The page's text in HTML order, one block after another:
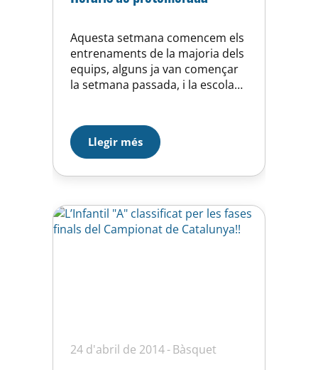
Aquesta setmana comencem els
entrenaments de la majoria dels
equips, alguns ja van començar
la setmana passada, i la escola
secció de documentació hi
podeu trobar els horaris que
tenim previstos. Aquests horaris
estan subjectes a alguna
nostra…
Llegir més
24 d'abril de 2014 Bàsquet